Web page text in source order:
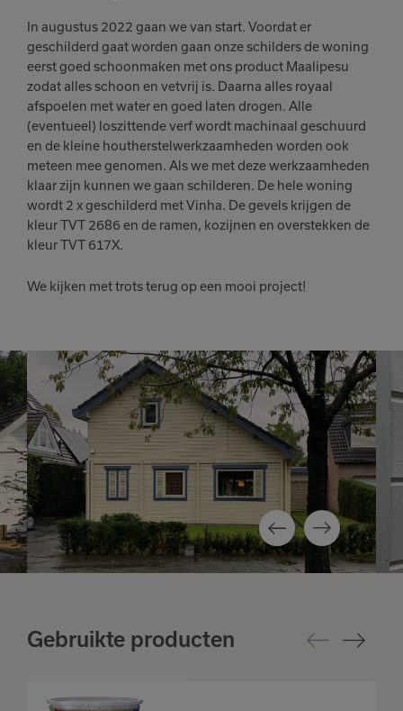
In augustus 2022 gaan we van start. Voordat er
geschilderd gaat worden gaan onze schilders de woning
eerst goed schoonmaken met ons product Maalipesu
zodat alles schoon en vetvrij is. Daarna alles royaal
afspoelen met water en goed laten drogen. Alle
(eventueel) loszittende verf wordt machinaal geschuurd
en de kleine houtherstelwerkzaamheden worden ook
meteen mee genomen. Als we met deze werkzaamheden
klaar zijn kunnen we gaan schilderen. De hele woning
wordt 2 x geschilderd met Vinha. De gevels krijgen de
kleur TVT 2686 en de ramen, kozijnen en overstekken de
kleur TVT 617X.
We kijken met trots terug op een mooi project!
Gebruikte producten